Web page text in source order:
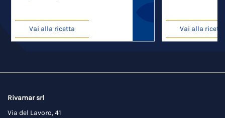
Vai alla ricetta Vai alla ricetta
Rivamar srl
Via del Lavoro, 41